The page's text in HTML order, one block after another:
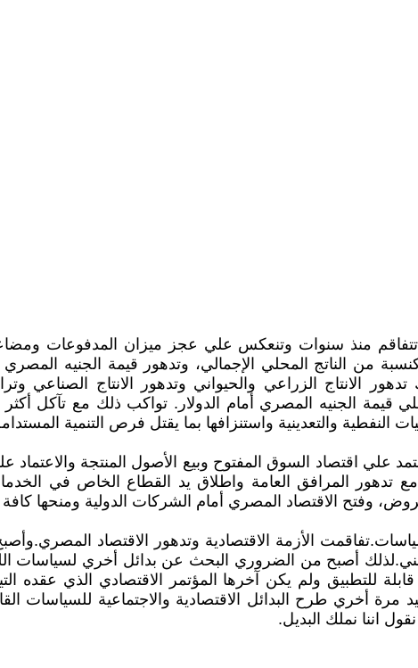
منذ سنوات وتنعكس علي عجز ميزان المدفوعات
كنسبة من الناتج المحلي الإجمالي، وتدهور قيمة الجنيه
الانتاج الزراعي والحيواني وتدهور الانتاج الصناعي
النفطية والتعدينية واستنزافها بما يقتل فرص التنمية
علي اقتصاد السوق المفتوح وبيع الأصول المنتجة
تدهور المرافق العامة واطلاق يد القطاع الخاص في
وفتح الاقتصاد المصري أمام الشركات الدولية ومنحها كافة
الفقر الوطني.لذلك أصبح من الضروري البحث عن بدائل أخري
أخري طرح البدائل الاقتصادية والاجتماعية للسياسات
اننا نملك البديل.